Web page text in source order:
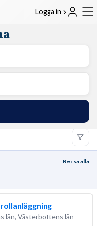
Logga in
Rensa alla
län, Västerbottens län